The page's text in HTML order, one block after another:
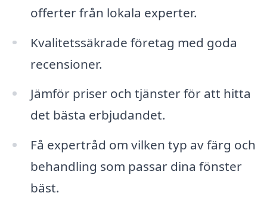
offerter från lokala experter.
Kvalitetssäkrade företag med goda
recensioner.
Jämför priser och tjänster för att hitta
det bästa erbjudandet.
Få expertråd om vilken typ av färg och
behandling som passar dina fönster
bäst.